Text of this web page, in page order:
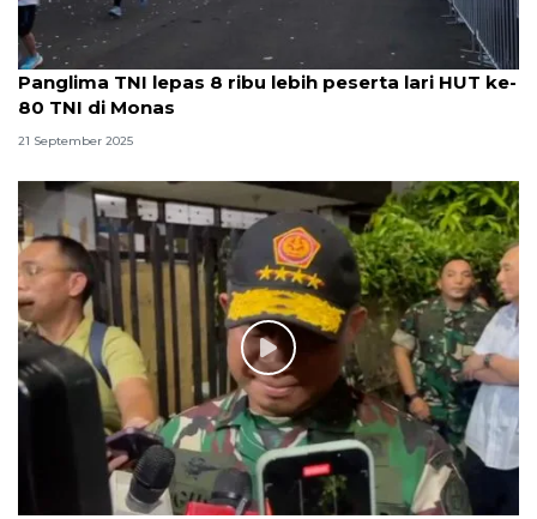
Panglima TNI lepas 8 ribu lebih peserta lari HUT ke-
80 TNI di Monas
21 September 2025